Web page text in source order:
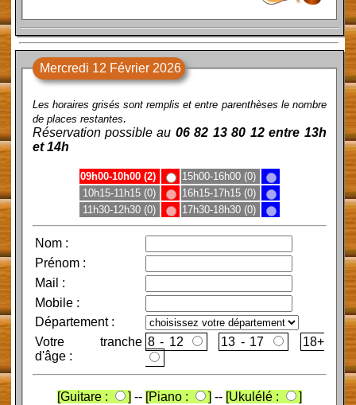
Mercredi 12 Février 2026
Les horaires grisés sont remplis et entre parenthèses le nombre
de places restantes.
Réservation possible au 06 82 13 80 12 entre 13h
et 14h
09h00-10h00 (2)
15h00-16h00 (0)
10h15-11h15 (0)
16h15-17h15 (0)
11h30-12h30 (0)
17h30-18h30 (0)
Nom:
Prénom:
Mail :
Mobile:
Département :
Votre tranche
d'âge :
8 - 12 13 - 17 18+
[Guitare : ] -- [Piano : ] -- [Ukulélé : ]